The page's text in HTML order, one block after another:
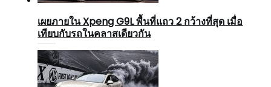
เผยภายใน Xpeng G9L พื้นที่แถว 2 กว้างที่สุด เมื่อ
เทียบกับรถในคลาสเดียวกัน